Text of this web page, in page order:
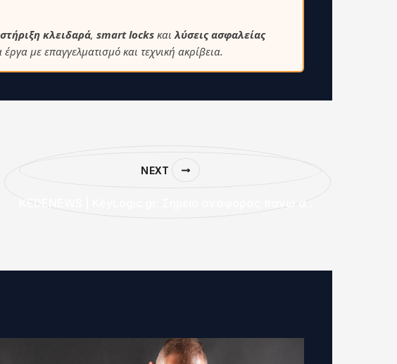
κλειδαρά, smart locks και λύσεις ασφαλείας
έργα με επαγγελματισμό και τεχνική ακρίβεια.
NEXT
KEDENEWS | KeyLogic.gr: Σημείο αναφοράς πάνω από δύο δεκαετίες στον χώρο των συστημάτων ασφαλείας